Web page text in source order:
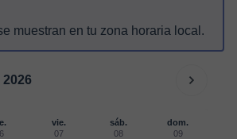
muestran en tu zona horaria local.
vie.
07
sáb.
08
dom.
09